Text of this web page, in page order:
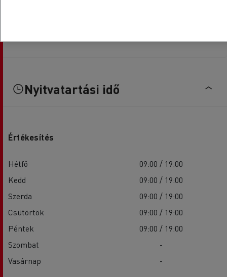
Nyitvatartási idő
Értékesítés
Hétfő
09:00 / 19:00
Kedd
09:00 / 19:00
Szerda
09:00 / 19:00
Csütörtök
09:00 / 19:00
Péntek
09:00 / 19:00
Szombat
-
Vasárnap
-